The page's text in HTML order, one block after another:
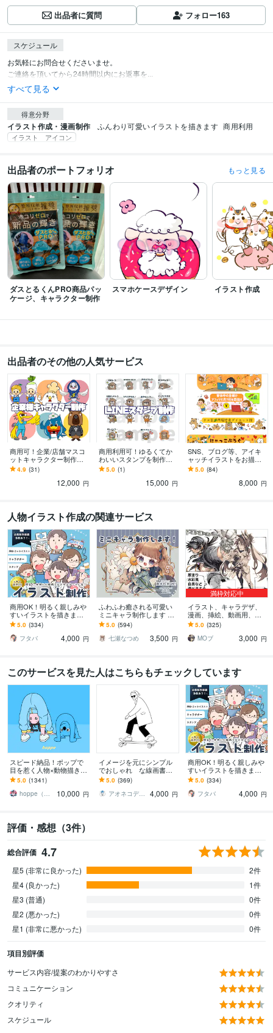
出品者に質問 フォロー163
スケジュール
お気軽にお問合せくださいませ。
ご連絡を頂いてから24時間以内にお返事を...
すべて見る
得意分野
イラスト作成・漫画制作 ふんわり可愛いイラストを描きます 商用利用
イラスト アイコン
出品者のポートフォリオ もっと見る
ダスとるくんPRO商品パッ
ケージ、キャラクター制作
スマホケースデザイン イラスト作成
出品者のその他の人気サービス
商用可！企業/店舗マスコ
ットキャラクター制作し
ます ★ココナラ販売実績2
60件★キャラクター実績
4.9 (31)
12,000 円
商用利用可！ゆるくてか
わいいスタンプを制作し
ます 個人・企業・店舗で
使えるオリジナルスタン
5.0 (1)
15,000 円
SNS、ブログ等、アイキ
ャッチイラストをお描き
ます インパクトがあり印
象に残るヘッダーをお描
5.0 (84)
8,000 円
人物イラスト作成の関連サービス
商用OK！明るく親しみや
すいイラストを描きます
ビジネスシーンにも！We
b・LP/医療/福祉/栄養/保育
など
5.0 (334)
フタバ
4,000 円
ふわふわ癒される可愛い
ミニキャラ制作します SN
Sアイコン、動画や配信
用、グッズなど様々な用
途に❁
5.0 (594)
七瀬なつめ
3,500 円
満枠対応中
イラスト、キャラデザ、
漫画、挿絵、動画用、描
きます 少年少女、筋肉お
じさん、人外ケモノ獣
人、ご予算内、複数枚OK
5.0 (325)
MOブ
3,000 円
このサービスを見た人はこちらもチェックしています
スピード納品！ポップで
目を惹く人物×動物描きま
す 挿絵・動画・グッズな
ど鮮やかな配色で個性を
出したい方へ
5.0 (1341)
hoppe（ほっぺ）
10,000 円
イメージを元にシンプル
でおしゃれ な線画書き
ます シンプルでオシャ
レ 友達家族記念日カッ
プル結婚等プレゼントに
5.0 (369)
アオネコデザイン
4,000 円
商用OK！明るく親しみや
すいイラストを描きます
ビジネスシーンにも！We
b・LP/医療/福祉/栄養/保育
など
5.0 (334)
フタバ
4,000 円
評価・感想（3件）
総合評価 4.7
星5 (非常に良かった)
2件
星4 (良かった)
1件
星3 (普通)
0件
星2 (悪かった)
0件
星1 (非常に悪かった)
0件
項目別評価
サービス内容/提案のわかりやすさ
コミュニケーション
クオリティ
スケジュール